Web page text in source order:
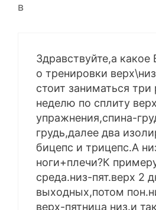
в
Здравствуйте,а
о тренировки
стоит заниматься три
неделю по сплиту
упражнения,спина-
грудь,далее два
бицепс и трицепс.А
ноги+плечи?К
среда.низ-пят.верх 2
выходных,потом
верх-пятница низ.и